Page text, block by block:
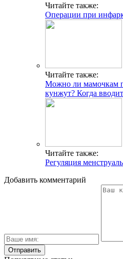
Читайте также:
Операции при
Читайте также:
Можно ли мамочкам
кунжут? Когда
Читайте также:
Регуляция
Добавить комментарий